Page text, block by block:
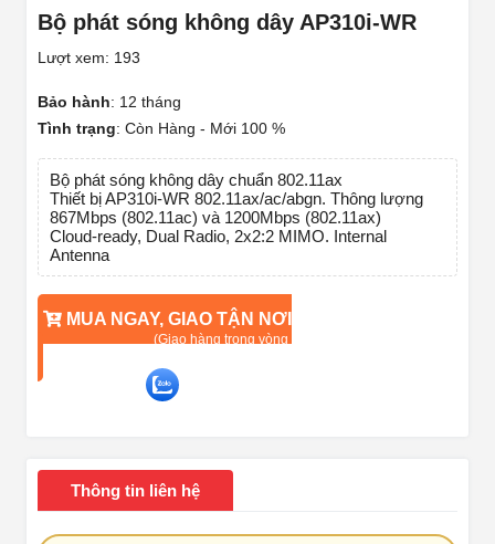
Bộ phát sóng không dây AP310i-WR
Lượt xem: 193
Bảo hành: 12 tháng
Tình trạng: Còn Hàng - Mới 100 %
Bộ phát sóng không dây chuẩn 802.11ax
Thiết bị AP310i-WR 802.11ax/ac/abgn. Thông lượng
867Mbps (802.11ac) và 1200Mbps (802.11ax)
Cloud-ready, Dual Radio, 2x2:2 MIMO. Internal
Antenna
MUA NGAY, GIAO TẬN NƠI
(Giao hàng trong vòng 90 phút)
Thông tin liên hệ